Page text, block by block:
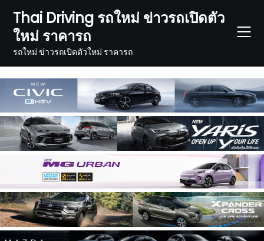
content
Thai Driving รถใหม่ ข่าวรถเปิดตัว
ใหม่ ราคารถ
รถใหม่ ข่าวรถเปิดตัวใหม่ ราคารถ